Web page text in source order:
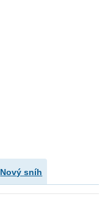
Nový sníh